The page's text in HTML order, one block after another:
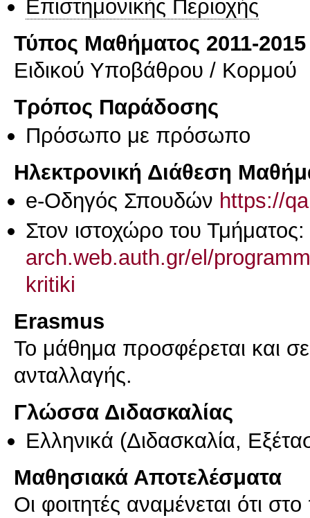
Επιστημονικής Περιοχής
Τύπος Μαθήματος 2011-2015
Ειδικού Υποβάθρου / Κορμού
Τρόπος Παράδοσης
Πρόσωπο με πρόσωπο
Ηλεκτρονική Διάθεση
e-Οδηγός Σπουδών https://
Στον ιστοχώρο του Τμήματος:
arch.web.auth.gr/el/
kritiki
Erasmus
Το μάθημα προσφέρεται και
ανταλλαγής.
Γλώσσα Διδασκαλίας
Ελληνικά (Διδασκαλία,
Μαθησιακά Αποτελέσματα
Οι φοιτητές αναμένεται ότι